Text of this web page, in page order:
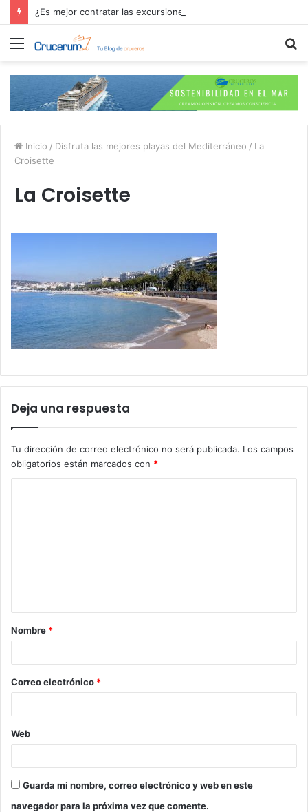
Menú
Inicio / Disfruta las mejores playas del Mediterráneo / La
Croisette
La Croisette
Deja una respuesta
Tu dirección de correo electrónico no será publicada. Los campos
obligatorios están marcados con *
a
r
*
Nombre *
Correo electrónico *
Web
Guarda mi nombre, correo electrónico y web en este
navegador para la próxima vez que comente.